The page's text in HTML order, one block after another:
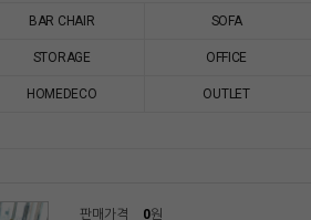
BAR CHAIR SOFA
STORAGE OFFICE
HOMEDECO OUTLET
판매가격 0원